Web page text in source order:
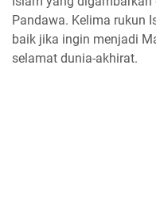
Pandawa. Kelima rukun
baik jika ingin menjadi
selamat dunia-akhirat.